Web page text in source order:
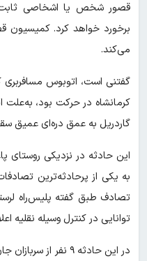
قصور شخص یا اشخاصی ثابت
برخورد خواهد کرد. کمیسیون
می‌کند.
گفتنی است، اتوبوس مسافربری
کرمانشاه در حرکت بود، به‌علت
گاردریل به عمق دره‌ای عمیق
این حادثه در نزدیکی روستای
به یکی از پرحادثه‌ترین
تصادف طبق گفته پلیس‌راه
توانایی در کنترل وسیله نقلیه